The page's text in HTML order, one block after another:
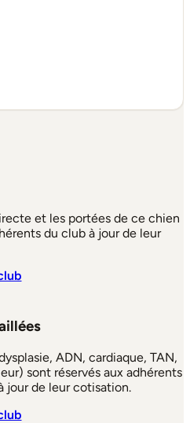
et les portées de ce chien
du club à jour de leur
ADN, cardiaque, TAN,
sont réservés aux adhérents
jour de leur cotisation.